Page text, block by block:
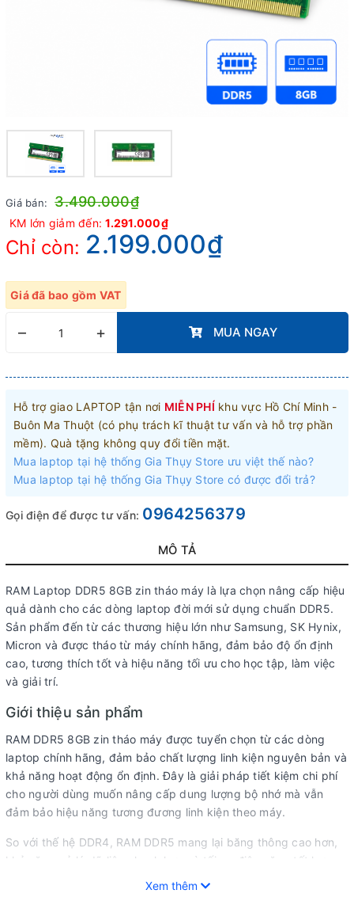
Giá bán: 3.490.000₫
KM lớn giảm đến:1.291.000₫
Chỉ còn: 2.199.000₫
Giá đã bao gồm VAT
– + MUA NGAY
Hỗ trợ giao LAPTOP tận nơi MIỄN PHÍ khu vực Hồ Chí Minh -
Buôn Ma Thuột (có phụ trách kĩ thuật tư vấn và hỗ trợ phần
mềm). Quà tặng không quy đổi tiền mặt.
Mua laptop tại hệ thống Gia Thụy Store ưu việt thế nào?
Mua laptop tại hệ thống Gia Thụy Store có được đổi trả?
Gọi điện để được tư vấn: 0964256379
MÔ TẢ
RAM Laptop DDR5 8GB zin tháo máy là lựa chọn nâng cấp hiệu
quả dành cho các dòng laptop đời mới sử dụng chuẩn DDR5.
Sản phẩm đến từ các thương hiệu lớn như Samsung, SK Hynix,
Micron và được tháo từ máy chính hãng, đảm bảo độ ổn định
cao, tương thích tốt và hiệu năng tối ưu cho học tập, làm việc
và giải trí.
Giới thiệu sản phẩm
RAM DDR5 8GB zin tháo máy được tuyển chọn từ các dòng
laptop chính hãng, đảm bảo chất lượng linh kiện nguyên bản và
khả năng hoạt động ổn định. Đây là giải pháp tiết kiệm chi phí
cho người dùng muốn nâng cấp dung lượng bộ nhớ mà vẫn
đảm bảo hiệu năng tương đương linh kiện theo máy.
So với thế hệ DDR4, RAM DDR5 mang lại băng thông cao hơn,
khả năng xử lý dữ liệu nhanh hơn và tối ưu điện năng tốt hơn.
Nhờ đó hệ thống có thể hoạt động mượt mà hơn khi mở nhiều
Xem thêm